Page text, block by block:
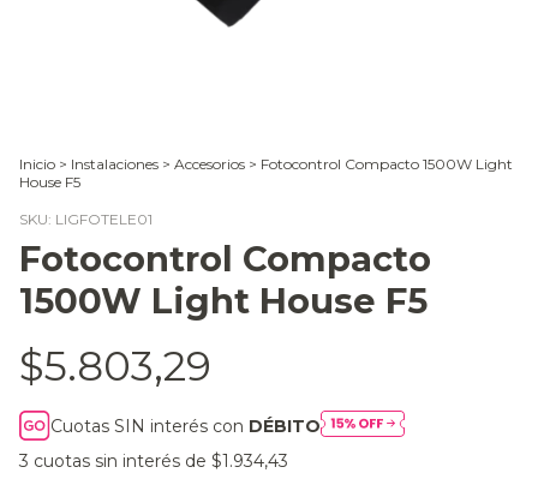
Inicio > Instalaciones > Accesorios > Fotocontrol Compacto 1500W Light
House F5
SKU: LIGFOTELE01
Fotocontrol Compacto
1500W Light House F5
$5.803,29
Cuotas SIN interés con DÉBITO
3 cuotas sin interés de $1.934,43